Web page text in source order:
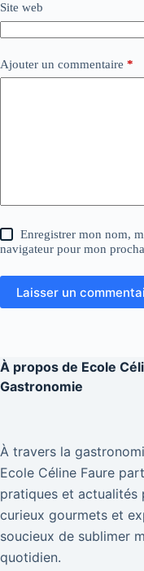
Site web
Ajouter un commentaire *
Enregistrer mon nom,
navigateur pour mon
Laisser un
À propos de Ecole
Gastronomie
À travers la
Ecole Céline Faure
pratiques et actualités
curieux gourmets et
soucieux de sublimer
quotidien.